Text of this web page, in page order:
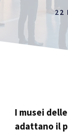
22
I musei
adattano il